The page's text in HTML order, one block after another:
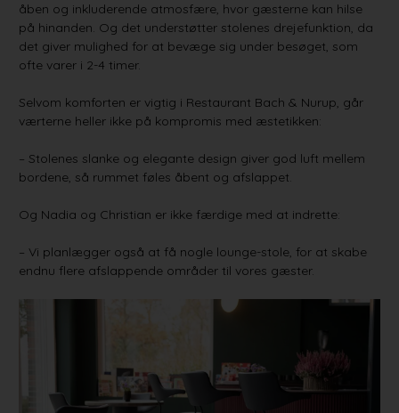
åben og inkluderende atmosfære, hvor gæsterne kan hilse
på hinanden. Og det understøtter stolenes drejefunktion, da
det giver mulighed for at bevæge sig under besøget, som
ofte varer i 2-4 timer.
Selvom komforten er vigtig i Restaurant Bach & Nurup, går
værterne heller ikke på kompromis med æstetikken:
– Stolenes slanke og elegante design giver god luft mellem
bordene, så rummet føles åbent og afslappet.
Og Nadia og Christian er ikke færdige med at indrette:
– Vi planlægger også at få nogle lounge-stole, for at skabe
endnu flere afslappende områder til vores gæster.